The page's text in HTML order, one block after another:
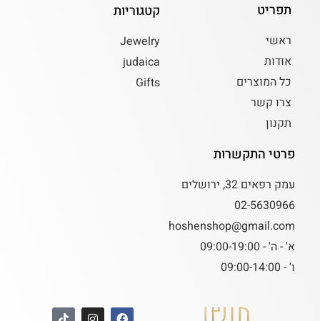
תפריט
ראשי
אודות
כל המוצרים
צרו קשר
תקנון
קטגוריות
Jewelry
judaica
Gifts
פרטי התקשרות
עמק רפאים 32, ירושלים
02-5630966
hoshenshop@gmail.com
א' - ה' - 09:00-19:00
ו' - 09:00-14:00
F
I
T